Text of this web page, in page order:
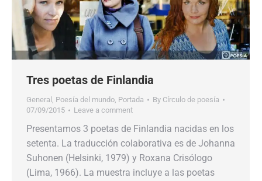
Tres poetas de Finlandia
General , Poesía del mundo, Portada By Círculo de poesía
07/09/2015
Leave a comment
Presentamos 3 poetas de Finlandia nacidas en los
setenta. La traducción colaborativa es de Johanna
Suhonen (Helsinki, 1979) y Roxana Crisólogo
(Lima, 1966). La muestra incluye a las poetas